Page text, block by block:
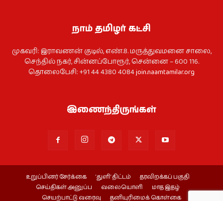
நாம் தமிழர் கட்சி
முகவரி: இராவணன் குடில், எண்.8. மருத்துவமனை சாலை,
செந்தில் நகர், சின்னப்போரூர், சென்னை – 600 116.
தொலைபேசி: +91 44 4380 4084join.naamtamilar.org
இணைந்திருங்கள்
உறுப்பினர் சேர்க்கை ‘துளி’ திட்டம்
தரவிறக்கப் பகுதி
செய்திகள் அனுப்ப
வலையொளி
மாத இதழ்
செயற்பாட்டு வரைவு
தனியுரிமைக் கொள்கை